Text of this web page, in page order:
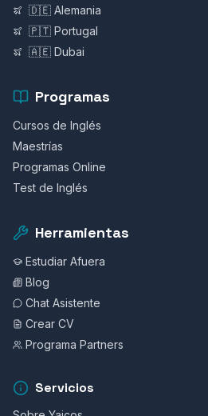
🇩🇪 Alemania
🇵🇹 Portugal
🇦🇪 Dubai
Programas
Cursos de Inglés
Maestrías
Programas Online
Test de Inglés
Herramientas
Estudiar Afuera
Blog
Chat Asistente
Crear CV
Programa Partners
Servicios